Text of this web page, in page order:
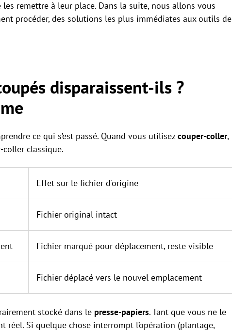
remettre à leur place. Dans la suite, nous allons vous
procéder, des solutions les plus immédiates aux outils de
disparaissent-ils ?
ce qui s’est passé. Quand vous utilisezcouper-coller,
classique.
Effet sur le fichier d'origine
Fichier original intact
Fichier marqué pour déplacement, reste visible
Fichier déplacé vers le nouvel emplacement
stocké dans le presse-papiers. Tant que vous ne le
réel. Si quelque chose interrompt l’opération (plantage,